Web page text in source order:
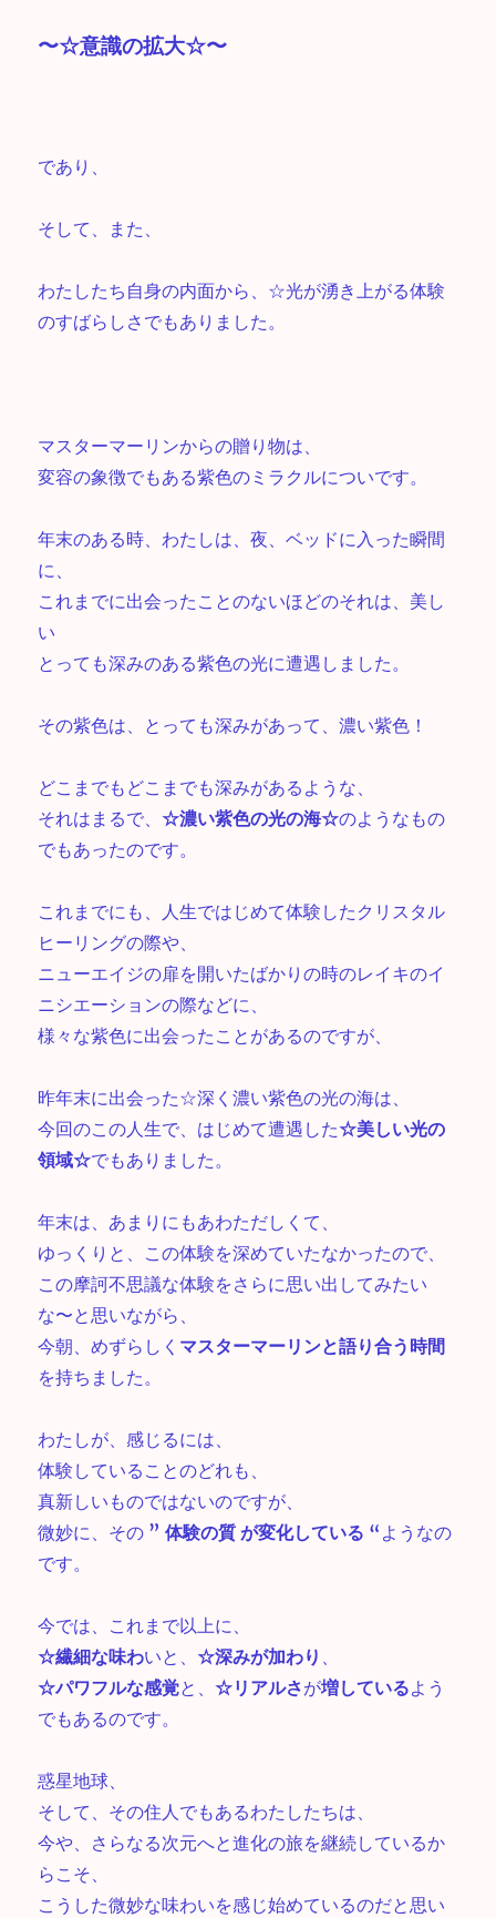
〜☆意識の拡大☆〜
であり、
そして、また、
わたしたち自身の内面から、☆光が湧き上がる体験
のすばらしさでもありました。
マスターマーリンからの贈り物は、
変容の象徴でもある紫色のミラクルについです。
年末のある時、わたしは、夜、ベッドに入った瞬間
に、
これまでに出会ったことのないほどのそれは、美し
い
とっても深みのある紫色の光に遭遇しました。
その紫色は、とっても深みがあって、濃い紫色！
どこまでもどこまでも深みがあるような、
それはまるで、☆濃い紫色の光の海☆のようなもの
でもあったのです。
これまでにも、人生ではじめて体験したクリスタル
ヒーリングの際や、
ニューエイジの扉を開いたばかりの時のレイキのイ
ニシエーションの際などに、
様々な紫色に出会ったことがあるのですが、
昨年末に出会った☆深く濃い紫色の光の海は、
今回のこの人生で、はじめて遭遇した☆美しい光の
領域☆でもありました。
年末は、あまりにもあわただしくて、
ゆっくりと、この体験を深めていたなかったので、
この摩訶不思議な体験をさらに思い出してみたい
な〜と思いながら、
今朝、めずらしく マスターマーリンと語り合う時間
を持ちました。
わたしが、感じるには、
体験していることのどれも、
真新しいものではないのですが、
微妙に、その ” 体験の質 が変化している “ ようなの
です。
今では、これまで以上に、
☆繊細な味わいと、☆深みが加わり 、
☆パワフルな感覚と、☆リアルさが増しているよう
でもあるのです。
惑星地球、
そして、その住人でもあるわたしたちは、
今や、さらなる次元へと進化の旅を継続しているか
らこそ、
こうした微妙な味わいを感じ始めているのだと思い